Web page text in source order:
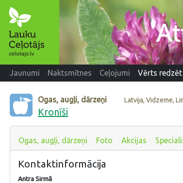
Jaunumi Naktsmītnes Ceļojumi Vērts redzēt
Ogas, augļi, dārzeņi Latvija, Vidzeme,
Kronīši
Ogas, augļi, dārzeņi Foto Akcijas
Kontaktinformācija
Antra Sirmā